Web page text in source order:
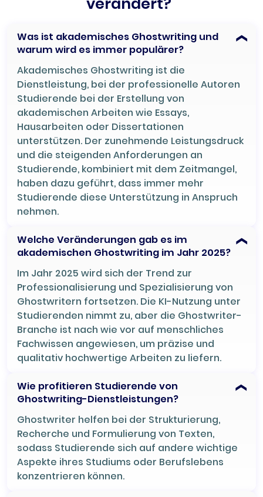
Was ist akademisches Ghostwriting und
warum wird es immer populärer?
Akademisches Ghostwriting ist die
Dienstleistung, bei der professionelle Autoren
Studierende bei der Erstellung von
akademischen Arbeiten wie Essays,
Hausarbeiten oder Dissertationen
unterstützen. Der zunehmende Leistungsdruck
und die steigenden Anforderungen an
Studierende, kombiniert mit dem Zeitmangel,
haben dazu geführt, dass immer mehr
Studierende diese Unterstützung in Anspruch
nehmen.
Welche Veränderungen gab es im
akademischen Ghostwriting im Jahr 2025?
Im Jahr 2025 wird sich der Trend zur
Professionalisierung und Spezialisierung von
Ghostwritern fortsetzen. Die KI-Nutzung unter
Studierenden nimmt zu, aber die Ghostwriter-
Branche ist nach wie vor auf menschliches
Fachwissen angewiesen, um präzise und
qualitativ hochwertige Arbeiten zu liefern.
Wie profitieren Studierende von
Ghostwriting-Dienstleistungen?
Ghostwriter helfen bei der Strukturierung,
Recherche und Formulierung von Texten,
sodass Studierende sich auf andere wichtige
Aspekte ihres Studiums oder Berufslebens
konzentrieren können.